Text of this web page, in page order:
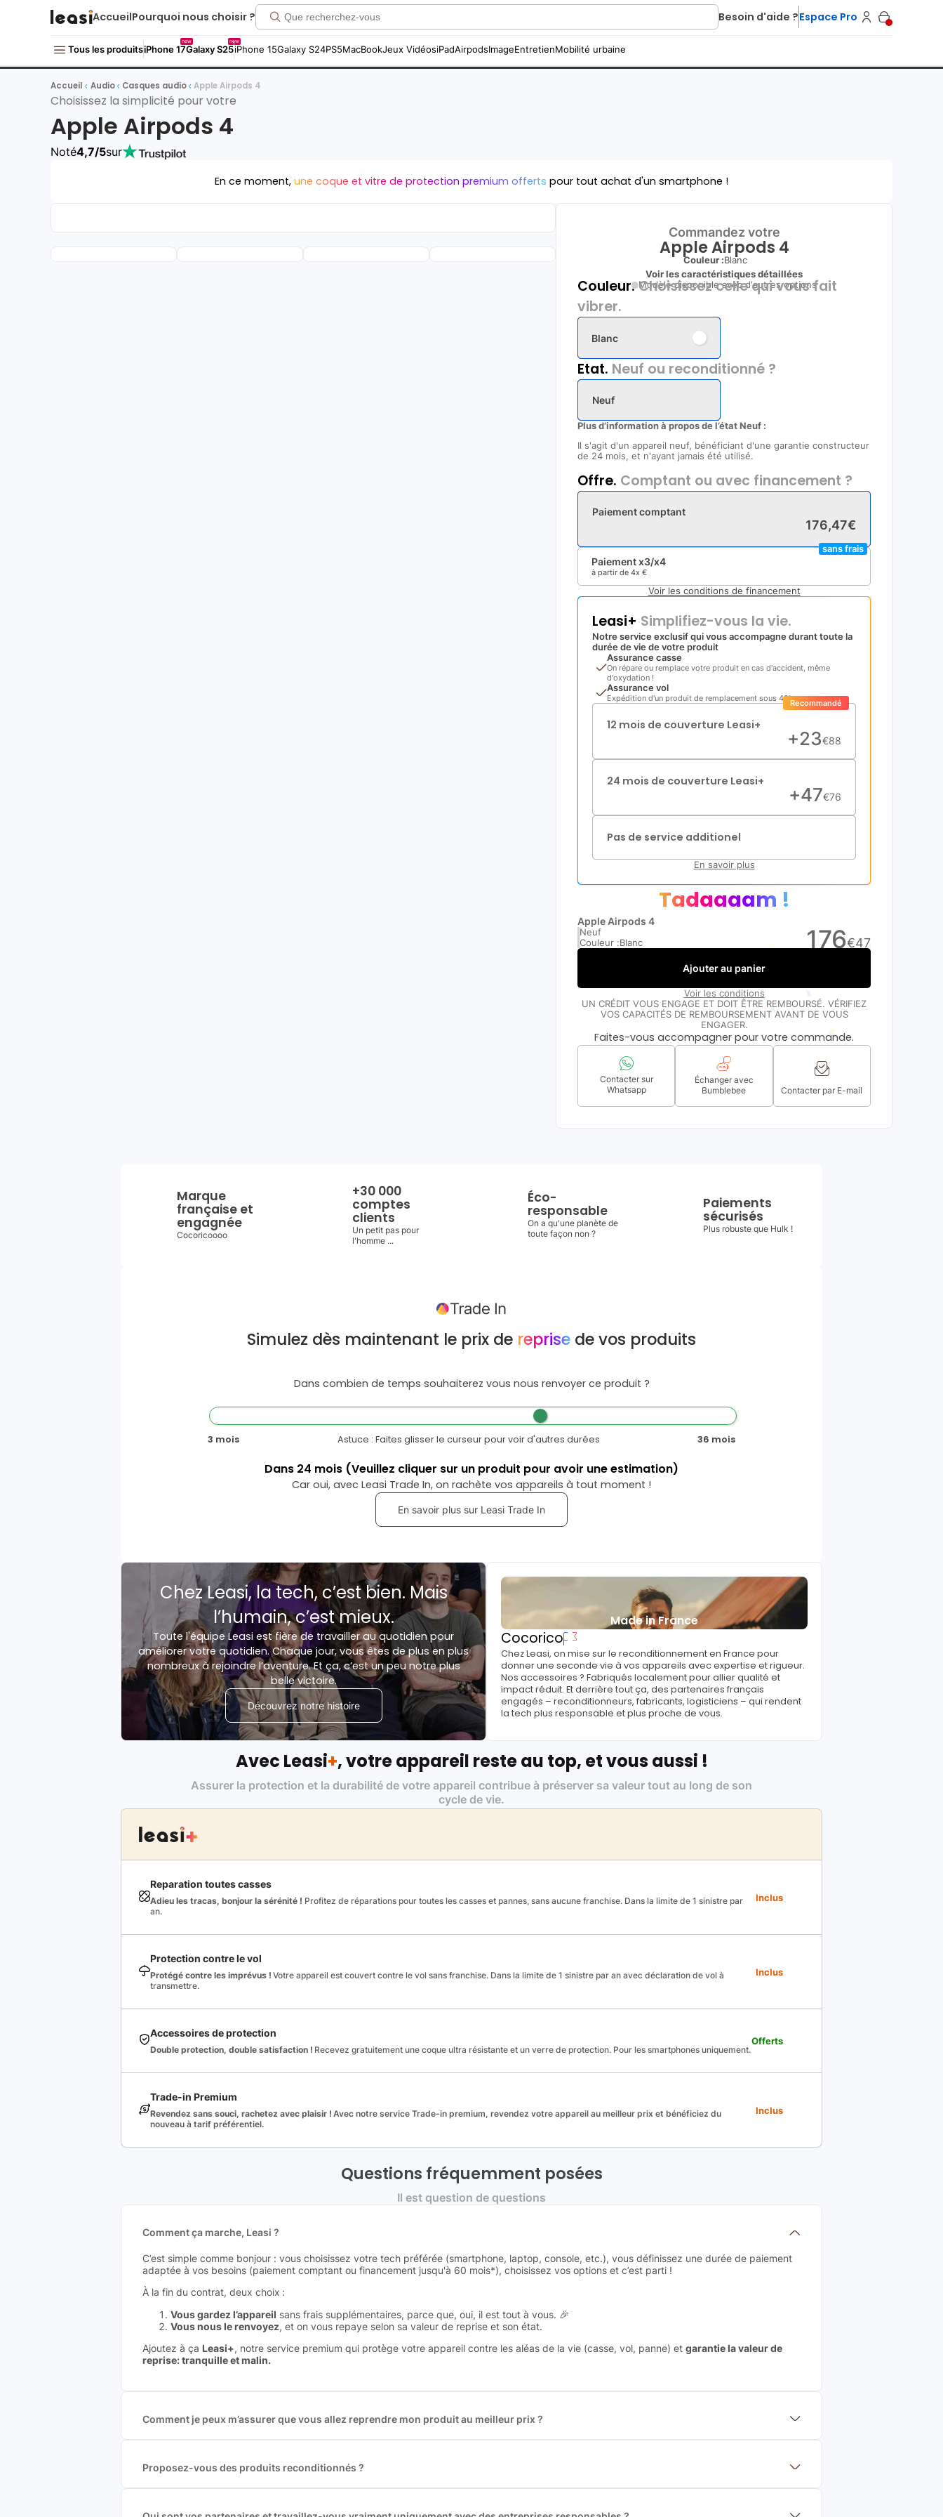
AccueilPourquoi nous choisir ? Besoin d'aide ?Espace Pro
Tous les produitsiPhone 17
new
Galaxy S25
new
iPhone 15Galaxy S24PS5MacBookJeux VidéosiPadAirpodsImageEntretienMobilité urbaine
Accueil Audio Casques audio Apple Airpods 4
Choisissez la simplicité pour votre
Apple Airpods 4
Noté4,7/5sur
En ce moment, une coque et vitre de protection premium offerts pour tout achat d'un smartphone !
Commandez votre
Apple Airpods 4
Couleur :Blanc
Voir les caractéristiques détaillées
Modèle disponible avec d'autres options
Couleur.Choisissez celle qui vous fait
vibrer.
Blanc
Etat. Neuf ou reconditionné ?
Neuf
Plus d’information à propos de l’état Neuf :
Il s'agit d'un appareil neuf, bénéficiant d'une garantie constructeur
de 24 mois, et n'ayant jamais été utilisé.
Offre. Comptant ou avec financement ?
Paiement comptant
176,47€
Paiement x3/x4
à partir de 4x €
sans frais
Voir les conditions de financement
Leasi+ Simplifiez-vous la vie.
Notre service exclusif qui vous accompagne durant toute la
durée de vie de votre produit
Assurance casse
On répare ou remplace votre produit en cas d'accident, même
d'oxydation !
Assurance vol
Expédition d'un produit de remplacement sous 48h
12 mois de couverture Leasi+
+23€88
Recommandé
24 mois de couverture Leasi+
+47€76
Pas de service additionel
En savoir plus
Tadaaaam !
Apple Airpods 4
Neuf
Couleur :Blanc 176€47
Ajouter au panier
Voir les conditions
UN CRÉDIT VOUS ENGAGE ET DOIT ÊTRE REMBOURSÉ. VÉRIFIEZ
VOS CAPACITÉS DE REMBOURSEMENT AVANT DE VOUS
ENGAGER.
Faites-vous accompagner pour votre commande.
Contacter sur
Whatsapp
Échanger avec
Bumblebee
Contacter par E-mail
Marque
française et
engagnée
Cocoricoooo
+30 000
comptes
clients
Un petit pas pour
l'homme ...
Éco-
responsable
On a qu'une planète de
toute façon non ?
Paiements
sécurisés
Plus robuste que Hulk !
Simulez dès maintenant le prix de reprise de vos produits
Dans combien de temps souhaiterez vous nous renvoyer ce produit ?
3 mois Astuce : Faites glisser le curseur pour voir d'autres durées 36 mois
Dans 24 mois (Veuillez cliquer sur un produit pour avoir une estimation)
Car oui, avec Leasi Trade In, on rachète vos appareils à tout moment !
En savoir plus sur Leasi Trade In
Chez Leasi, la tech, c’est bien. Mais
l’humain, c’est mieux.
Toute l'équipe Leasi est fière de travailler au quotidien pour
améliorer votre quotidien. Chaque jour, vous êtes de plus en plus
nombreux à rejoindre l’aventure. Et ça, c’est un peu notre plus
belle victoire.
Découvrez notre histoire
Made in France
Cocorico
Chez Leasi, on mise sur le reconditionnement en France pour
donner une seconde vie à vos appareils avec expertise et rigueur.
Nos accessoires ? Fabriqués localement pour allier qualité et
impact réduit. Et derrière tout ça, des partenaires français
engagés – reconditionneurs, fabricants, logisticiens – qui rendent
la tech plus responsable et plus proche de vous.
Avec Leasi+, votre appareil reste au top, et vous aussi !
Assurer la protection et la durabilité de votre appareil contribue à préserver sa valeur tout au long de son
cycle de vie.
Reparation toutes casses
Adieu les tracas, bonjour la sérénité ! Profitez de réparations pour toutes les casses et pannes, sans aucune franchise. Dans la limite de 1 sinistre par
an.
Inclus
Protection contre le vol
Protégé contre les imprévus ! Votre appareil est couvert contre le vol sans franchise. Dans la limite de 1 sinistre par an avec déclaration de vol à
transmettre.
Inclus
Accessoires de protection
Double protection, double satisfaction ! Recevez gratuitement une coque ultra résistante et un verre de protection. Pour les smartphones uniquement.
Offerts
Trade-in Premium
Revendez sans souci, rachetez avec plaisir ! Avec notre service Trade-in premium, revendez votre appareil au meilleur prix et bénéficiez du
nouveau à tarif préférentiel.
Inclus
Questions fréquemment posées
Il est question de questions
Comment ça marche, Leasi ?
C’est simple comme bonjour : vous choisissez votre tech préférée (smartphone, laptop, console, etc.), vous définissez une durée de paiement
adaptée à vos besoins (paiement comptant ou financement jusqu'à 60 mois*), choisissez vos options et c’est parti !
À la fin du contrat, deux choix :
Vous gardez l’appareil sans frais supplémentaires, parce que, oui, il est tout à vous. 🎉
Vous nous le renvoyez, et on vous repaye selon sa valeur de reprise et son état.
Ajoutez à ça Leasi+, notre service premium qui protège votre appareil contre les aléas de la vie (casse, vol, panne) et garantie la valeur de
reprise: tranquille et malin.
Comment je peux m’assurer que vous allez reprendre mon produit au meilleur prix ?
Proposez-vous des produits reconditionnés ?